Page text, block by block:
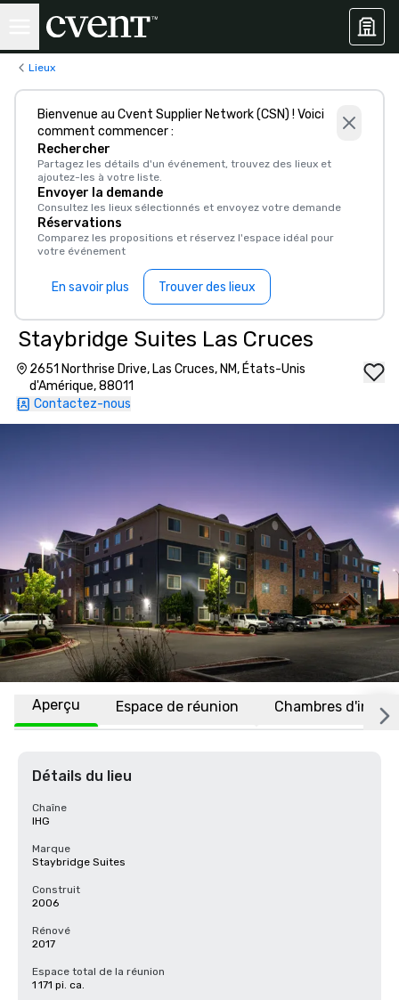
Lieux
Bienvenue au Cvent Supplier Network (CSN) ! Voici
comment commencer :
Rechercher
Partagez les détails d'un événement, trouvez des lieux et
ajoutez-les à votre liste.
Envoyer la demande
Consultez les lieux sélectionnés et envoyez votre demande
Réservations
Comparez les propositions et réservez l'espace idéal pour
votre événement
En savoir plus Trouver des lieux
Staybridge Suites Las Cruces
2651 Northrise Drive, Las Cruces, NM, États-Unis
d'Amérique, 88011
Contactez-nous
Aperçu Espace de réunion Chambres
Détails du lieu
Chaîne
IHG
Marque
Staybridge Suites
Construit
2006
Rénové
2017
Espace total de la réunion
1 171 pi. ca.